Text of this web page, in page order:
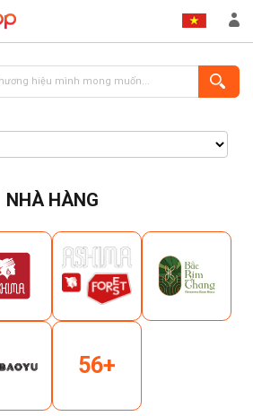
ĐĂNG KÝ
NHÀ HÀNG
56+